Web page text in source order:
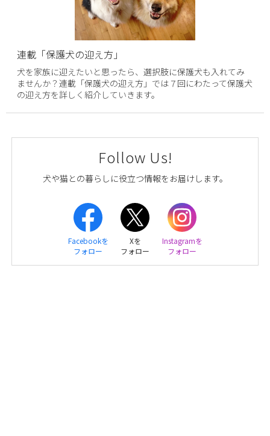
連載「保護犬の迎え方」
犬を家族に迎えたいと思ったら、選択肢に保護犬も入れてみ
ませんか？連載「保護犬の迎え方」では７回にわたって保護犬
の迎え方を詳しく紹介していきます。
Follow Us!
犬や猫との暮らしに役立つ情報をお届けします。
Facebookを
フォロー
Xを
フォロー
Instagramを
フォロー